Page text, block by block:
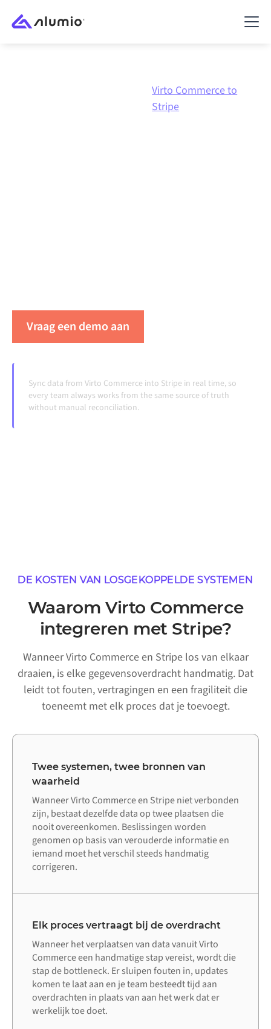
Virto Commerce to
Stripe
Vraag een demo aan
Sync data from Virto Commerce into Stripe in real time, so
every team always works from the same source of truth
without manual reconciliation.
DE KOSTEN VAN LOSGEKOPPELDE SYSTEMEN
Waarom Virto Commerce
integreren met Stripe?
Wanneer Virto Commerce en Stripe los van elkaar
draaien, is elke gegevensoverdracht handmatig. Dat
leidt tot fouten, vertragingen en een fragiliteit die
toeneemt met elk proces dat je toevoegt.
Twee systemen, twee bronnen van
waarheid
Wanneer Virto Commerce en Stripe niet verbonden
zijn, bestaat dezelfde data op twee plaatsen die
nooit overeenkomen. Beslissingen worden
genomen op basis van verouderde informatie en
iemand moet het verschil steeds handmatig
corrigeren.
Elk proces vertraagt bij de overdracht
Wanneer het verplaatsen van data vanuit Virto
Commerce een handmatige stap vereist, wordt die
stap de bottleneck. Er sluipen fouten in, updates
komen te laat aan en je team besteedt tijd aan
overdrachten in plaats van aan het werk dat er
werkelijk toe doet.